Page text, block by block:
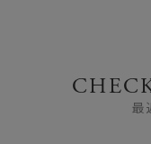
最